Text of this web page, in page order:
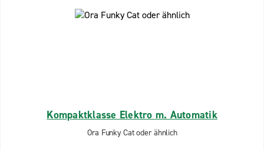
Kompaktklasse Elektro m. Automatik
Ora Funky Cat oder ähnlich